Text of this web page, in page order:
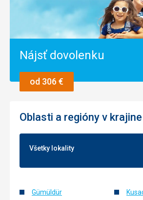
Nájsť dovolenku
od 306 €
Oblasti a regióny v krajine
Všetky lokality
Gümüldür